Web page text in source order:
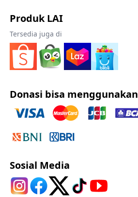
Produk LAI
Tersedia juga di
Donasi bisa menggunakan
Sosial Media